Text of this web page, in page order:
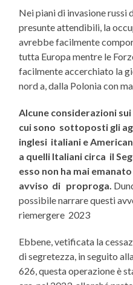
Nei piani di invasione
presunte attendibili, la
avrebbe facilmente
tutta Europa mentre le
facilmente accerchiato la
nord a, dalla Polonia con
Alcune considerazioni
cui sono sottoposti gli
inglesi italiani e
a quelli Italiani circa il
esso non ha mai
avviso di proproga.
possibile narrare questi
riemergere 2023
Ebbene, vetificata la
di segretezza, in seguito
626, questa operazione è